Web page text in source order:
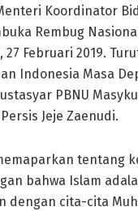
Koordinator
Rembug
27 Februari 2019.
Indonesia Masa
PBNU
Jeje Zaenudi.
tentang
bahwa Islam
dengan cita-cita